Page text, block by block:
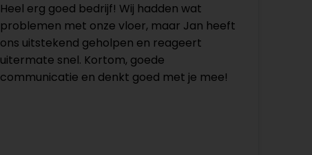
Heel erg goed bedrijf! Wij hadden wat
problemen met onze vloer, maar Jan heeft
ons uitstekend geholpen en reageert
uitermate snel. Kortom, goede
communicatie en denkt goed met je mee!